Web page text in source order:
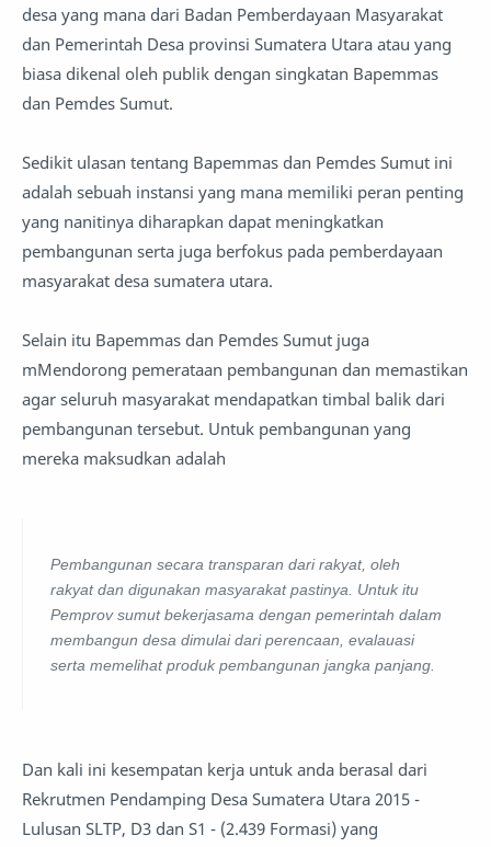
desa yang mana dari Badan Pemberdayaan Masyarakat
dan Pemerintah Desa provinsi Sumatera Utara atau yang
biasa dikenal oleh publik dengan singkatan Bapemmas
dan Pemdes Sumut.
Sedikit ulasan tentang Bapemmas dan Pemdes Sumut ini
adalah sebuah instansi yang mana memiliki peran penting
yang nanitinya diharapkan dapat meningkatkan
pembangunan serta juga berfokus pada pemberdayaan
masyarakat desa sumatera utara.
Selain itu Bapemmas dan Pemdes Sumut juga
mMendorong pemerataan pembangunan dan memastikan
agar seluruh masyarakat mendapatkan timbal balik dari
pembangunan tersebut. Untuk pembangunan yang
mereka maksudkan adalah
Pembangunan secara transparan dari rakyat, oleh
rakyat dan digunakan masyarakat pastinya. Untuk itu
Pemprov sumut bekerjasama dengan pemerintah dalam
membangun desa dimulai dari perencaan, evalauasi
serta memelihat produk pembangunan jangka panjang.
Dan kali ini kesempatan kerja untuk anda berasal dari
Rekrutmen Pendamping Desa Sumatera Utara 2015 -
Lulusan SLTP, D3 dan S1 - (2.439 Formasi) yang